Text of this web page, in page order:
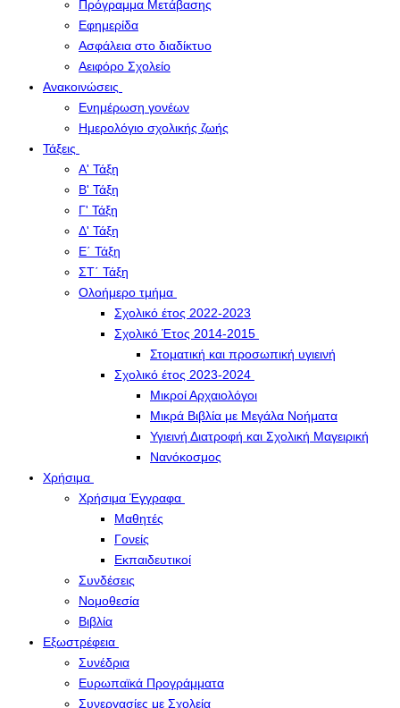
Πρόγραμμα Μετάβασης
Εφημερίδα
Ασφάλεια στο διαδίκτυο
Αειφόρο Σχολείο
Ανακοινώσεις
Ενημέρωση γονέων
Ημερολόγιο σχολικής ζωής
Τάξεις
Α' Τάξη
Β' Τάξη
Γ' Τάξη
Δ' Τάξη
Ε΄ Τάξη
ΣΤ΄ Τάξη
Ολοήμερο τμήμα
Σχολικό έτος 2022-2023
Σχολικό Έτος 2014-2015
Στοματική και προσωπική υγιεινή
Σχολικό έτος 2023-2024
Μικροί Αρχαιολόγοι
Μικρά Βιβλία με Μεγάλα Νοήματα
Υγιεινή Διατροφή και Σχολική Μαγειρική
Νανόκοσμος
Χρήσιμα
Χρήσιμα Έγγραφα
Μαθητές
Γονείς
Εκπαιδευτικοί
Συνδέσεις
Νομοθεσία
Βιβλία
Εξωστρέφεια
Συνέδρια
Ευρωπαϊκά Προγράμματα
Συνεργασίες με Σχολεία